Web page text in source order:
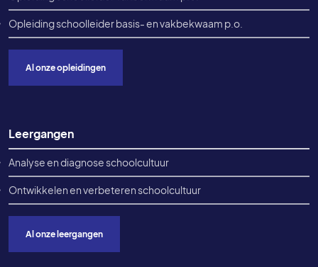
Leergangen
Analyse en diagnose schoolcultuur
Ontwikkelen en verbeteren schoolcultuur
Al onze leergangen
Opleiding schoolleider basis- en vakbekwaam p.o.
Al onze opleidingen